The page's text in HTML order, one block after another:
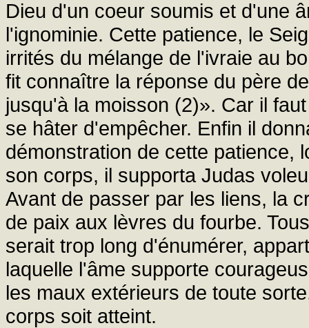
Dieu d'un coeur soumis et d'une
l'ignominie. Cette patience, le
irrités du mélange de l'ivraie au
fit connaître la réponse du père
jusqu'à la moisson (2)». Car il
se hâter d'empêcher. Enfin il
démonstration de cette patience,
son corps, il supporta Judas
Avant de passer par les liens, la
de paix aux lèvres du fourbe.
serait trop long d'énumérer,
laquelle l'âme supporte
les maux extérieurs de toute
corps soit atteint.